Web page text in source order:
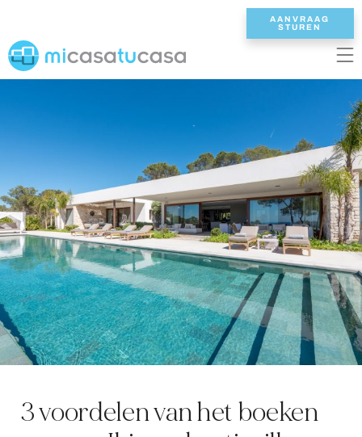
HOME
ONZE VILLAS
2/3 SLAAPKAMERS
4 SLAAPKAMERS
5 SLAAPKAMERS
6+ SLAAPKAMERS
ALLE VILLAS
WESTKUST
AANVRAAG
STUREN
3 voordelen van het boeken